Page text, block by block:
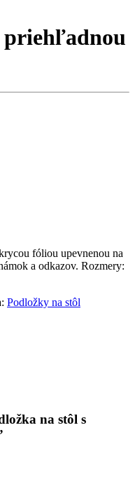
priehľadnou
fóliou upevnenou na
a odkazov. Rozmery:
Podložky na stôl
na stôl s